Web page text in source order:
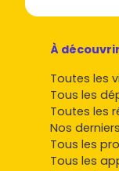
À découvrir
Toutes les
Tous les
Toutes les
Nos
Tous les
Tous les